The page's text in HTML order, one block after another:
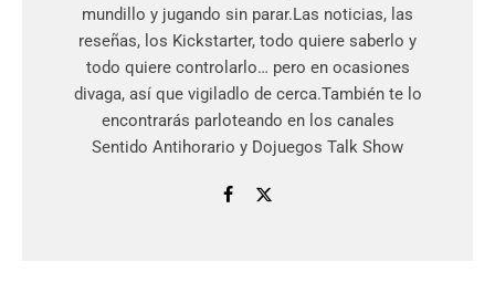
mundillo y jugando sin parar.Las noticias, las
reseñas, los Kickstarter, todo quiere saberlo y
todo quiere controlarlo… pero en ocasiones
divaga, así que vigiladlo de cerca.También te lo
encontrarás parloteando en los canales
Sentido Antihorario y Dojuegos Talk Show